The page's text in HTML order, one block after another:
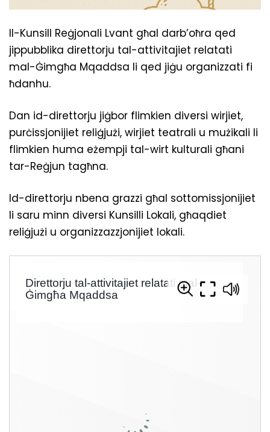
Il-Kunsill Reġjonali Lvant għal darb’oħra qed
jippubblika direttorju tal-attivitajiet relatati
mal-Ġimgħa Mqaddsa li qed jiġu organizzati fi
ħdanhu.
Dan id-direttorju jiġbor flimkien diversi wirjiet,
purċissjonijiet reliġjużi, wirjiet teatrali u mużikali li
flimkien huma eżempji tal-wirt kulturali għani
tar-Reġjun tagħna.
Id-direttorju nbena grazzi għal sottomissjonijiet
li saru minn diversi Kunsilli Lokali, għaqdiet
reliġjużi u organizzazzjonijiet lokali.